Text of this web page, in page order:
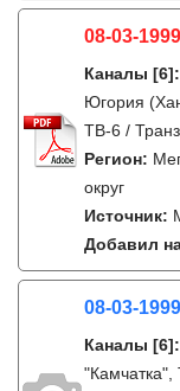
08-03-
Каналы [6]:
Югория
ТВ-6 /
Регион:
округ
Источник:
Добавил
08-03-
Каналы [6]:
"Камчатка",